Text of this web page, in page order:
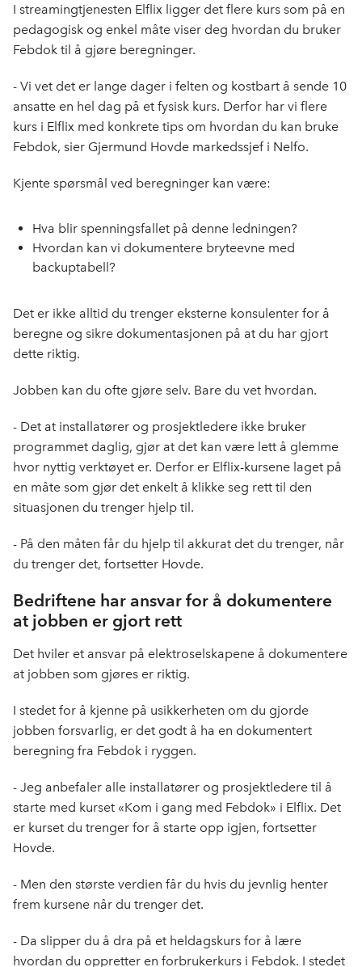
I streamingtjenesten Elflix ligger det flere kurs som på en
pedagogisk og enkel måte viser deg hvordan du bruker
Febdok til å gjøre beregninger.
- Vi vet det er lange dager i felten og kostbart å sende 10
ansatte en hel dag på et fysisk kurs. Derfor har vi flere
kurs i Elflix med konkrete tips om hvordan du kan bruke
Febdok, sier Gjermund Hovde markedssjef i Nelfo.
Kjente spørsmål ved beregninger kan være:
Hva blir spenningsfallet på denne ledningen?
Hvordan kan vi dokumentere bryteevne med
backuptabell?
Det er ikke alltid du trenger eksterne konsulenter for å
beregne og sikre dokumentasjonen på at du har gjort
dette riktig.
Jobben kan du ofte gjøre selv. Bare du vet hvordan.
- Det at installatører og prosjektledere ikke bruker
programmet daglig, gjør at det kan være lett å glemme
hvor nyttig verktøyet er. Derfor er Elflix-kursene laget på
en måte som gjør det enkelt å klikke seg rett til den
situasjonen du trenger hjelp til.
- På den måten får du hjelp til akkurat det du trenger, når
du trenger det, fortsetter Hovde.
Bedriftene har ansvar for å dokumentere
at jobben er gjort rett
Det hviler et ansvar på elektroselskapene å dokumentere
at jobben som gjøres er riktig.
I stedet for å kjenne på usikkerheten om du gjorde
jobben forsvarlig, er det godt å ha en dokumentert
beregning fra Febdok i ryggen.
- Jeg anbefaler alle installatører og prosjektledere til å
starte med kurset «Kom i gang med Febdok» i Elflix. Det
er kurset du trenger for å starte opp igjen, fortsetter
Hovde.
- Men den største verdien får du hvis du jevnlig henter
frem kursene når du trenger det.
- Da slipper du å dra på et heldagskurs for å lære
hvordan du oppretter en forbrukerkurs i Febdok. I stedet